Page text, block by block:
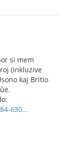
si mem
(inkluzive
kaj Britio
630...